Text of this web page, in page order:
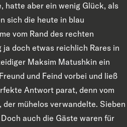
hatte aber ein wenig Glück, als
sich die heute in blau
vom Rand des rechten
ja doch etwas reichlich Rares in
Maksim Matushkin ein
und Feind vorbei und ließ
Antwort parat, denn vom
mühelos verwandelte. Sieben
auch die Gäste waren für